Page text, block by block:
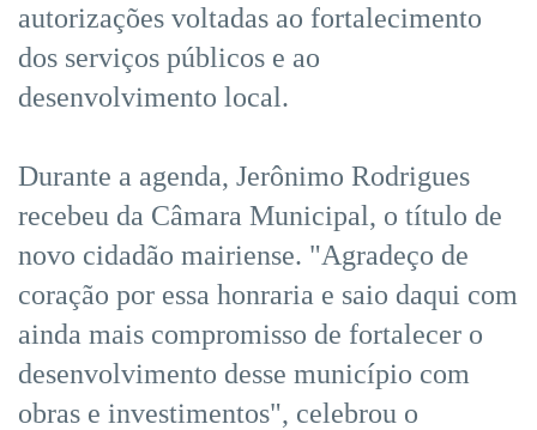
autorizações voltadas ao fortalecimento
dos serviços públicos e ao
desenvolvimento local.
Durante a agenda, Jerônimo Rodrigues
recebeu da Câmara Municipal, o título de
novo cidadão mairiense. "Agradeço de
coração por essa honraria e saio daqui com
ainda mais compromisso de fortalecer o
desenvolvimento desse município com
obras e investimentos", celebrou o